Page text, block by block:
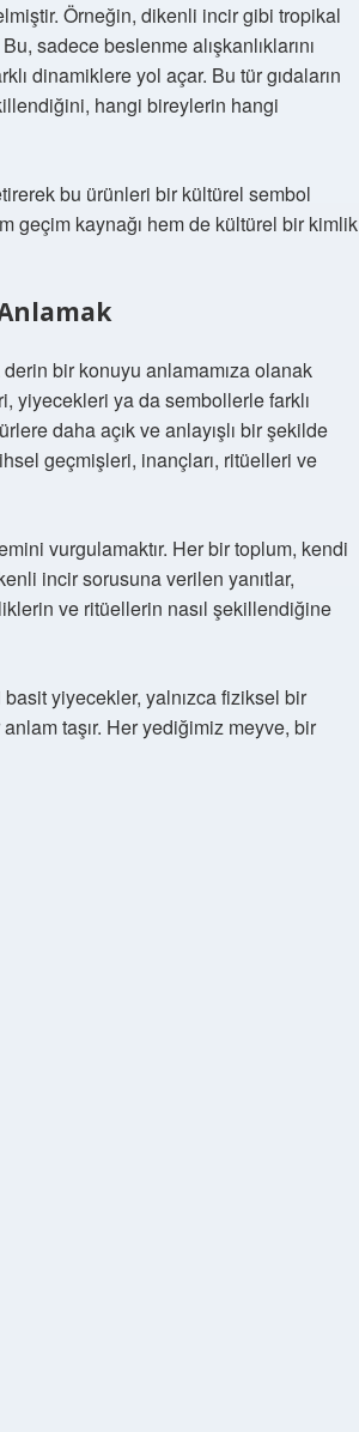
Örneğin, dikenli incir gibi tropikal
sadece beslenme alışkanlıklarını
dinamiklere yol açar. Bu tür gıdaların
hangi bireylerin hangi
bu ürünleri bir kültürel sembol
geçim kaynağı hem de kültürel bir kimlik
bir konuyu anlamamıza olanak
yiyecekleri ya da sembollerle farklı
daha açık ve anlayışlı bir şekilde
geçmişleri, inançları, ritüelleri ve
vurgulamaktır. Her bir toplum, kendi
incir sorusuna verilen yanıtlar,
ve ritüellerin nasıl şekillendiğine
yiyecekler, yalnızca fiziksel bir
taşır. Her yediğimiz meyve, bir